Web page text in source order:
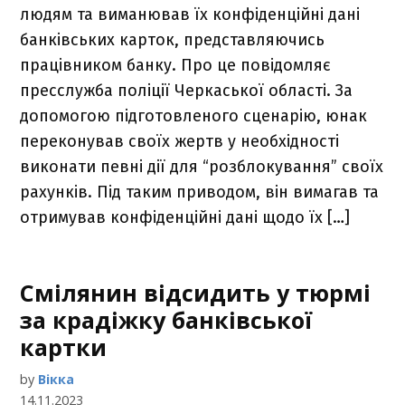
людям та виманював їх конфіденційні дані
банківських карток, представляючись
працівником банку. Про це повідомляє
пресслужба поліції Черкаської області. За
допомогою підготовленого сценарію, юнак
переконував своїх жертв у необхідності
виконати певні дії для “розблокування” своїх
рахунків. Під таким приводом, він вимагав та
отримував конфіденційні дані щодо їх […]
Смілянин відсидить у тюрмі
за крадіжку банківської
картки
by Вікка
14.11.2023